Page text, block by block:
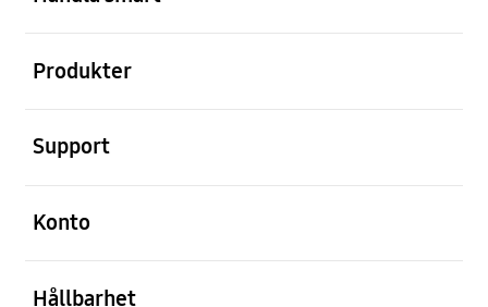
Produkter
Support
Konto
Hållbarhet